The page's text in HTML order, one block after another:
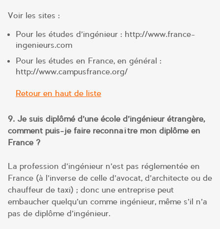
Voir les sites :
Pour les études d’ingénieur : http://www.france-
ingenieurs.com
Pour les études en France, en général :
http://www.campusfrance.org/
Retour en haut de liste
9. Je suis diplômé d’une école d’ingénieur étrangère,
comment puis-je faire reconnaître mon diplôme en
France ?
La profession d’ingénieur n’est pas réglementée en
France (à l’inverse de celle d’avocat, d’architecte ou de
chauffeur de taxi) ; donc une entreprise peut
embaucher quelqu’un comme ingénieur, même s’il n’a
pas de diplôme d’ingénieur.